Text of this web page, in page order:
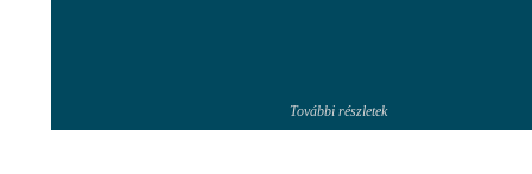
További részletek